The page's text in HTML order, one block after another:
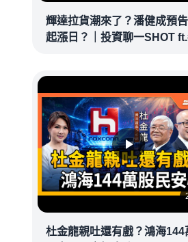
輝達拉貨潮來了？潘健成預
起漲日？｜投資聊一SHOT
杜金龍親吐還有戲？鴻海144